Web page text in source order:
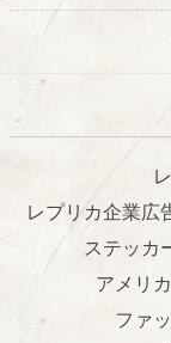
レプリカ企業広
ステッカ
アメリ
ファ